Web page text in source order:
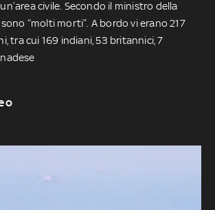
civile. Secondo il ministro della
“molti morti”. A bordo vi erano 217
tra cui 169 indiani, 53 britannici, 7